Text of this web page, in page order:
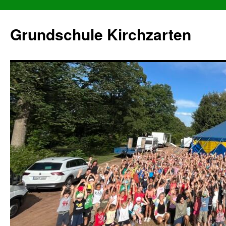
Grundschule Kirchzarten